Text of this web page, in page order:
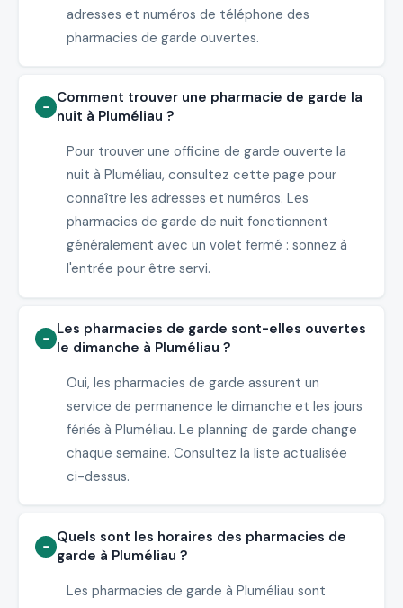
adresses et numéros de téléphone des
pharmacies de garde ouvertes.
Comment trouver une pharmacie de garde la
nuit à Pluméliau ?
Pour trouver une officine de garde ouverte la
nuit à Pluméliau, consultez cette page pour
connaître les adresses et numéros. Les
pharmacies de garde de nuit fonctionnent
généralement avec un volet fermé : sonnez à
l'entrée pour être servi.
Les pharmacies de garde sont-elles ouvertes
le dimanche à Pluméliau ?
Oui, les pharmacies de garde assurent un
service de permanence le dimanche et les jours
fériés à Pluméliau. Le planning de garde change
chaque semaine. Consultez la liste actualisée
ci-dessus.
Quels sont les horaires des pharmacies de
garde à Pluméliau ?
Les pharmacies de garde à Pluméliau sont